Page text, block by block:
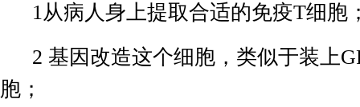
1从病人身上提取合适的免疫T细胞
2 基因改造这个细胞，类似于装上
胞；